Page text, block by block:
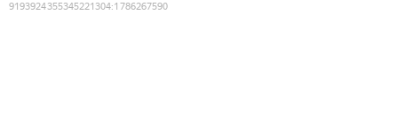
9193924355345221304:1786267590